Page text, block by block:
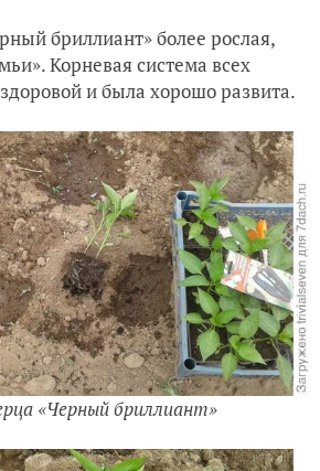
бриллиант» более рослая,
Корневая система всех
и была хорошо развита.
«Черный бриллиант»